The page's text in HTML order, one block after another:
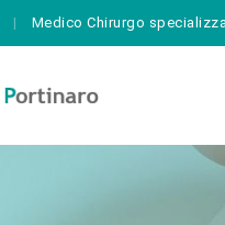
Medico Chirurgo